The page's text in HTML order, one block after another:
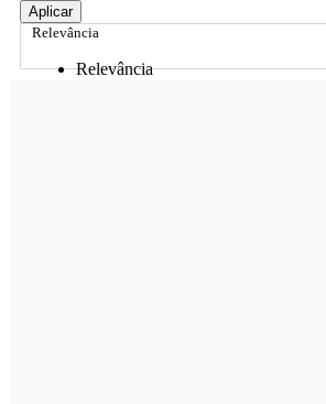
Aplicar
Relevância
Relevância